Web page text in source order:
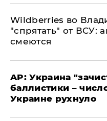
Wildberries во
"спрятать" от ВСУ:
смеются
AP: Украина
баллистики –
Украине рухнуло